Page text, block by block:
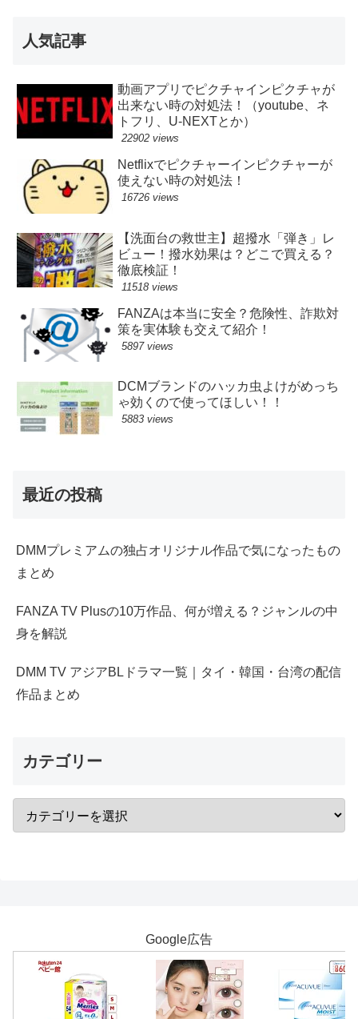
人気記事
動画アプリでピクチャインピクチャが
出来ない時の対処法！（youtube、ネ
トフリ、U-NEXTとか）
22902 views
Netflixでピクチャーインピクチャーが
使えない時の対処法！
16726 views
【洗面台の救世主】超撥水「弾き」レ
ビュー！撥水効果は？どこで買える？
徹底検証！
11518 views
FANZAは本当に安全？危険性、詐欺対
策を実体験も交えて紹介！
5897 views
DCMブランドのハッカ虫よけがめっち
ゃ効くので使ってほしい！！
5883 views
最近の投稿
DMMプレミアムの独占オリジナル作品で気になったもの
まとめ
FANZA TV Plusの10万作品、何が増える？ジャンルの中
身を解説
DMM TV アジアBLドラマ一覧｜タイ・韓国・台湾の配信
作品まとめ
カテゴリー
Google広告